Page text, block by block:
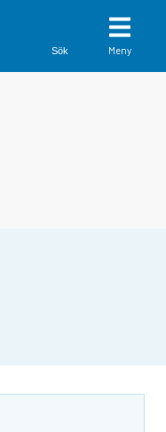
Sök Meny